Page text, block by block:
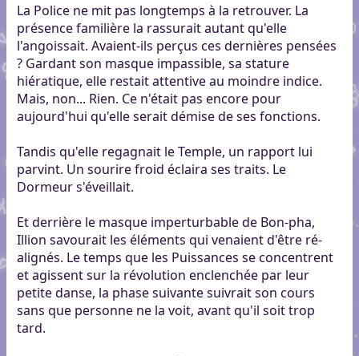
La Police ne mit pas longtemps à la retrouver. La
présence familière la rassurait autant qu'elle
l'angoissait. Avaient-ils perçus ces dernières pensées
? Gardant son masque impassible, sa stature
hiératique, elle restait attentive au moindre indice.
Mais, non... Rien. Ce n'était pas encore pour
aujourd'hui qu'elle serait démise de ses fonctions.
Tandis qu'elle regagnait le Temple, un rapport lui
parvint. Un sourire froid éclaira ses traits. Le
Dormeur s'éveillait.
Et derrière le masque imperturbable de Bon-pha,
Illion savourait les éléments qui venaient d'être ré-
alignés. Le temps que les Puissances se concentrent
et agissent sur la révolution enclenchée par leur
petite danse, la phase suivante suivrait son cours
sans que personne ne la voit, avant qu'il soit trop
tard.